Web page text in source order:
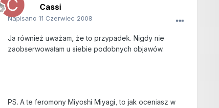
Cassi
Napisano 11 Czerwiec 2008
Ja również uważam, że to przypadek. Nigdy nie
zaobserwowałam u siebie podobnych objawów.
PS. A te feromony Miyoshi Miyagi, to jak oceniasz w